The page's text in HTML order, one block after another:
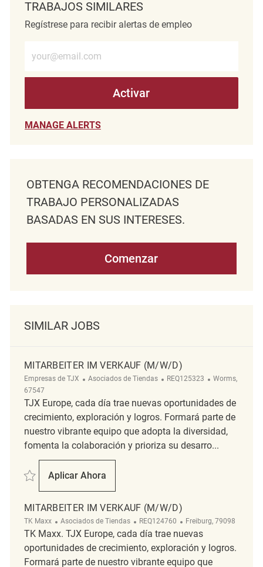
TRABAJOS SIMILARES
Regístrese para recibir alertas de empleo
Activar
MANAGE ALERTS
OBTENGA RECOMENDACIONES DE
TRABAJO PERSONALIZADAS
BASADAS EN SUS INTERESES.
Comenzar
SIMILAR JOBS
MITARBEITER IM VERKAUF (M/W/D)
Empresas de TJX Categoría
Asociados de Tiendas ReqId
REQ125323 Ubicación
Worms,
67547
TJX Europe, cada día trae nuevas oportunidades de
crecimiento, exploración y logros. Formará parte de
nuestro vibrante equipo que adopta la diversidad,
fomenta la colaboración y prioriza su desarro...
Salvar Mitarbeiter im Verkauf (M/W/D) REQ125323
Aplicar Ahora
Mitarbeiter Im Verkauf (M/W/D)
MITARBEITER IM VERKAUF (M/W/D)
TK Maxx Categoría
Asociados de Tiendas ReqId
REQ124760 Ubicación
Freiburg, 79098
TK Maxx. TJX Europe, cada día trae nuevas
oportunidades de crecimiento, exploración y logros.
Formará parte de nuestro vibrante equipo que